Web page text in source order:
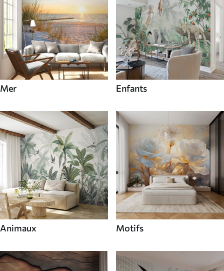
Mer Enfants
Animaux Motifs